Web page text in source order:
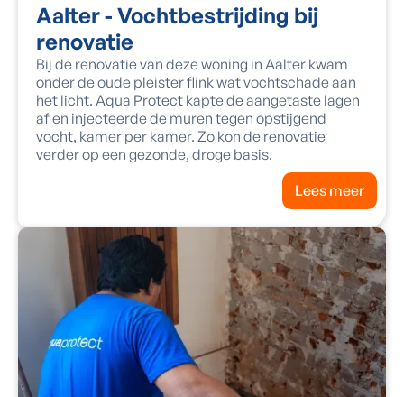
Aalter - Vochtbestrijding bij
renovatie
Bij de renovatie van deze woning in Aalter kwam
onder de oude pleister flink wat vochtschade aan
het licht. Aqua Protect kapte de aangetaste lagen
af en injecteerde de muren tegen opstijgend
vocht, kamer per kamer. Zo kon de renovatie
verder op een gezonde, droge basis.
Lees meer